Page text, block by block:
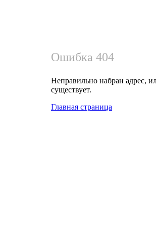
Ошибка 404
Неправильно набран адрес,
существует.
Главная страница